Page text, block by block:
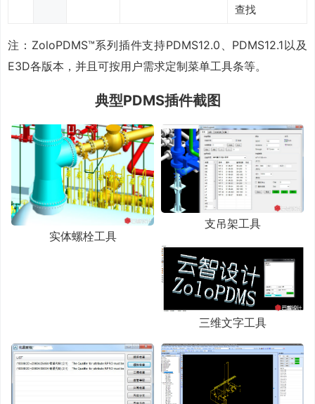
查找
注：ZoloPDMS™系列插件支持PDMS12.0、PDMS12.1以及
E3D各版本，并且可按用户需求定制菜单工具条等。
典型PDMS插件截图
实体螺栓工具
支吊架工具
三维文字工具